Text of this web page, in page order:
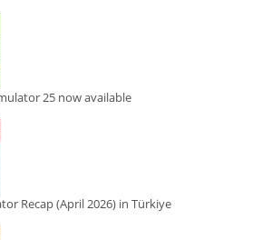
25 now available
Recap (April 2026) in Türkiye